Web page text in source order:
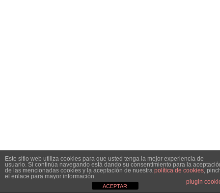
Este sitio web utiliza cookies para que usted tenga la mejor experiencia de
usuario. Si continúa navegando está dando su consentimiento para la
de las mencionadas cookies y la aceptación de nuestra política de cookies,
el enlace para mayor información.
plugin
ACEPTAR